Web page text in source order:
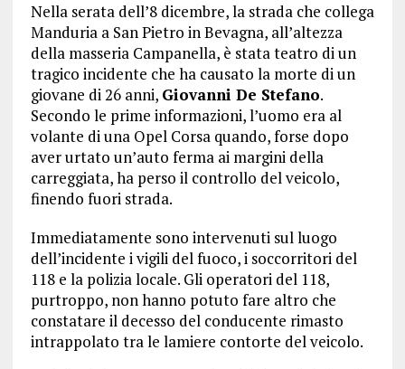
Nella serata dell’8 dicembre, la strada che collega
Manduria a San Pietro in Bevagna, all’altezza
della masseria Campanella, è stata teatro di un
tragico incidente che ha causato la morte di un
giovane di 26 anni, Giovanni De Stefano.
Secondo le prime informazioni, l’uomo era al
volante di una Opel Corsa quando, forse dopo
aver urtato un’auto ferma ai margini della
carreggiata, ha perso il controllo del veicolo,
finendo fuori strada.
Immediatamente sono intervenuti sul luogo
dell’incidente i vigili del fuoco, i soccorritori del
118 e la polizia locale. Gli operatori del 118,
purtroppo, non hanno potuto fare altro che
constatare il decesso del conducente rimasto
intrappolato tra le lamiere contorte del veicolo.